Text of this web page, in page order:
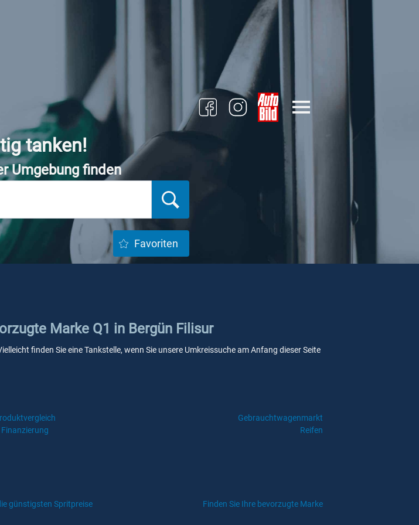
tanken!
Umgebung finden
Favoriten
Marke Q1 in Bergün Filisur
finden Sie eine Tankstelle, wenn Sie unsere Umkreissuche am Anfang dieser Seite
Gebrauchtwagenmarkt
Finanzierung
Reifen
günstigsten Spritpreise Finden Sie Ihre bevorzugte Marke